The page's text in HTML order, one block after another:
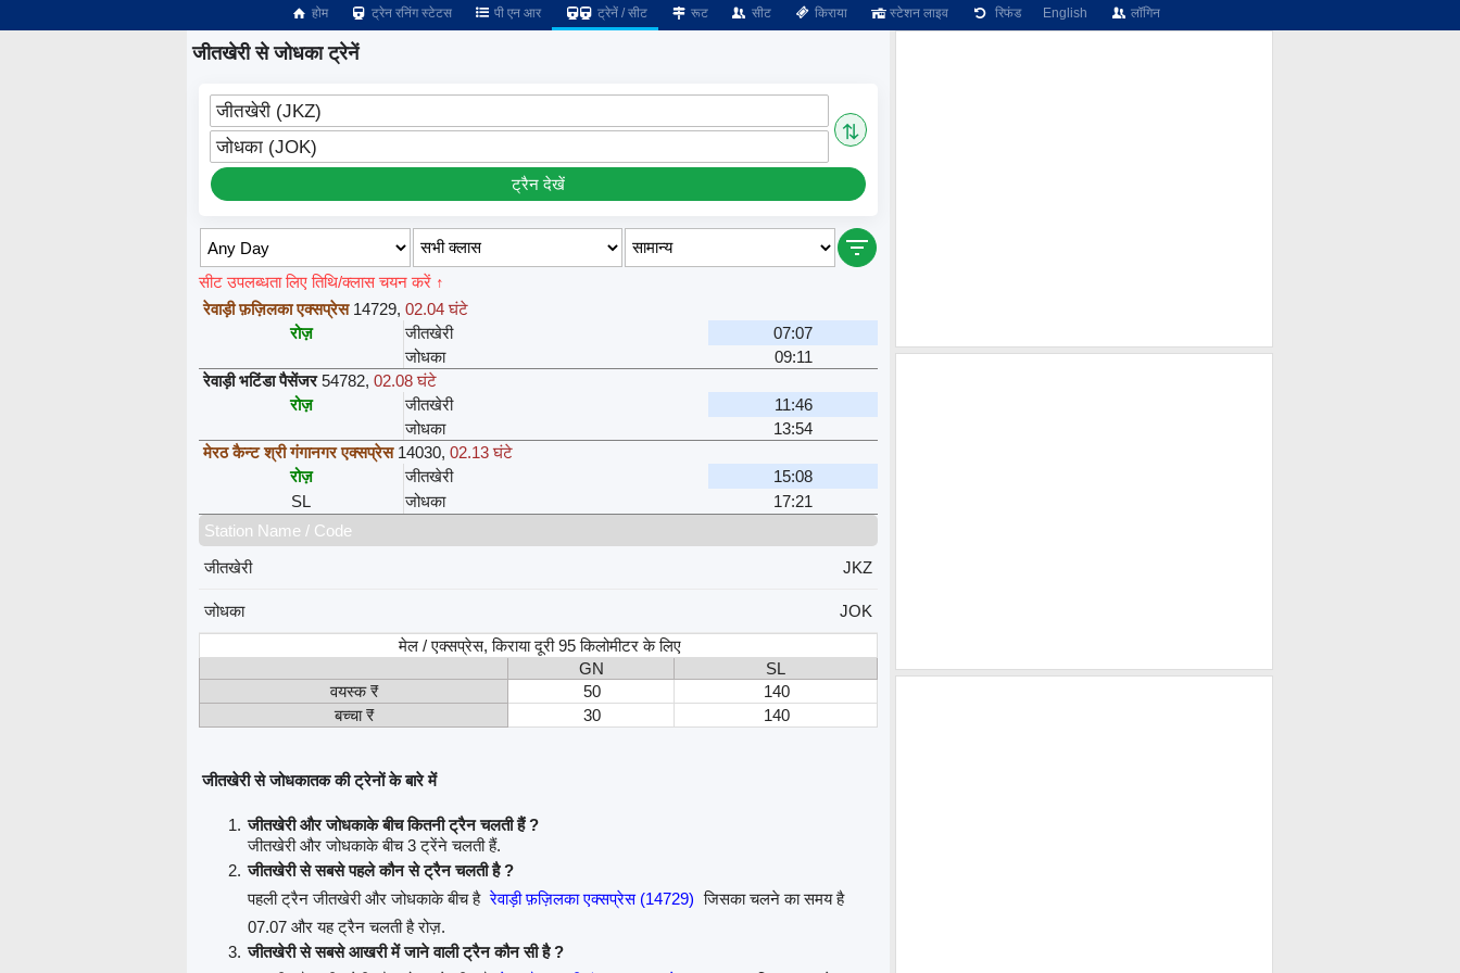
होम ट्रेन रनिंग स्टेटस पी एन आर ट्रेनें / सीट रूट सीट किराया स्टेशन लाइव रिफंड English लॉगिन
जीतखेरी से जोधका ट्रेनें
जीतखेरी (JKZ)
⇅
जोधका (JOK)
ट्रैन देखें
सीट उपलब्धता लिए तिथि/क्लास चयन करें ↑
रेवाड़ी फ़ज़िलका एक्सप्रेस 14729, 02.04 घंटे
रोज़
जीतखेरी
07:07
जोधका
09:11
रेवाड़ी भटिंडा पैसेंजर 54782, 02.08 घंटे
रोज़
जीतखेरी
11:46
जोधका
13:54
मेरठ कैन्ट श्री गंगानगर एक्सप्रेस 14030, 02.13 घंटे
रोज़
जीतखेरी
15:08
SL
जोधका
17:21
Station Name / Code
जीतखेरी
JKZ
जोधका
JOK
मेल / एक्सप्रेस, किराया दूरी 95 किलोमीटर के लिए
GN
SL
वयस्क ₹
50
140
बच्चा ₹
30 140
जीतखेरी से जोधकातक की ट्रेनों के बारे में
जीतखेरी और जोधकाके बीच कितनी ट्रैन चलती हैं ?
जीतखेरी और जोधकाके बीच 3 ट्रेंने चलती हैं.
जीतखेरी से सबसे पहले कौन से ट्रैन चलती है ?
पहली ट्रैन जीतखेरी और जोधकाके बीच है रेवाड़ी फ़ज़िलका एक्सप्रेस (14729) जिसका चलने का समय है
07.07 और यह ट्रैन चलती है रोज़.
जीतखेरी से सबसे आखरी में जाने वाली ट्रैन कौन सी है ?